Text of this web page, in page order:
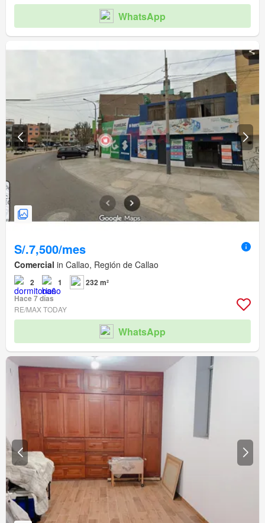
WhatsApp
S/.7,500/mes
Comercial in Callao, Región de Callao
2 1
232 m²
Hace 7 días
RE/MAX TODAY
WhatsApp